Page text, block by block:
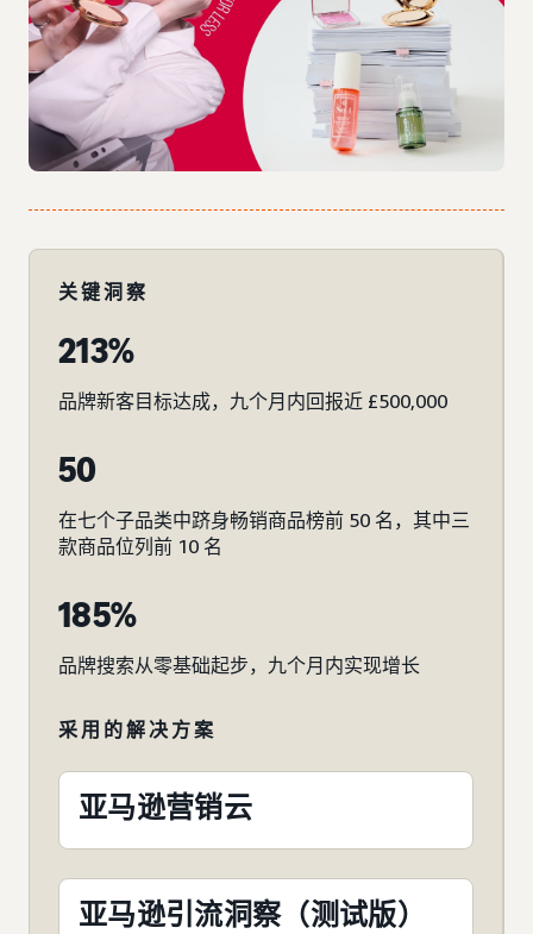
关键洞察
213%
品牌新客目标达成，九个月内回报近 £500,000
50
在七个子品类中跻身畅销商品榜前 50 名，其中三
款商品位列前 10 名
185%
品牌搜索从零基础起步，九个月内实现增长
采用的解决方案
亚马逊营销云
亚马逊引流洞察（测试版）